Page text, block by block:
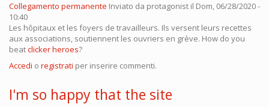
Collegamento permanente Inviato da protagonist il Dom, 06/28/2020 -
10:40
Les hôpitaux et les foyers de travailleurs. Ils versent leurs recettes
aux associations, soutiennent les ouvriers en grève. How do you
beatclicker heroes?
Accedi o registrati per inserire commenti.
I'm so happy that the site